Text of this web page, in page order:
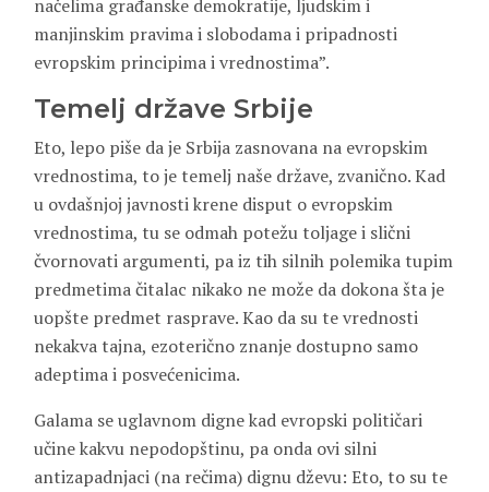
načelima građanske demokratije, ljudskim i
manjinskim pravima i slobodama i pripadnosti
evropskim principima i vrednostima”.
Temelj države Srbije
Eto, lepo piše da je Srbija zasnovana na evropskim
vrednostima, to je temelj naše države, zvanično. Kad
u ovdašnjoj javnosti krene disput o evropskim
vrednostima, tu se odmah potežu toljage i slični
čvornovati argumenti, pa iz tih silnih polemika tupim
predmetima čitalac nikako ne može da dokona šta je
uopšte predmet rasprave. Kao da su te vrednosti
nekakva tajna, ezoterično znanje dostupno samo
adeptima i posvećenicima.
Galama se uglavnom digne kad evropski političari
učine kakvu nepodopštinu, pa onda ovi silni
antizapadnjaci (na rečima) dignu dževu: Eto, to su te